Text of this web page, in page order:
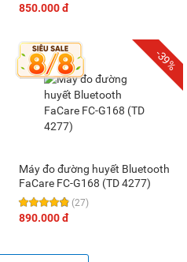
850.000 đ
-39%
Máy đo đường huyết Bluetooth
FaCare FC-G168 (TD 4277)
(27)
890.000 đ